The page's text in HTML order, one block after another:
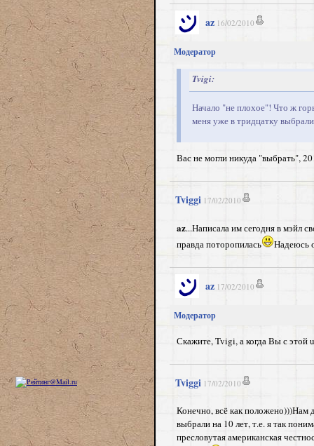
az 16/02/2010
Модератор
Tvigi:
Начало "не плохое"! Что ж
меня уже в тридцатку
Вас не могли никуда "выбрать",
Tviggi 17/02/2010
az...Написала им сегодня в мэйл
правда поторопилась
Надеюсь
az 17/02/2010
Модератор
Скажите, Tvigi, а когда Вы с этой
Tviggi 17/02/2010
Конечно, всё как положено)))Нам
выбрали на 10 лет, т.е. я так
пресловутая американская